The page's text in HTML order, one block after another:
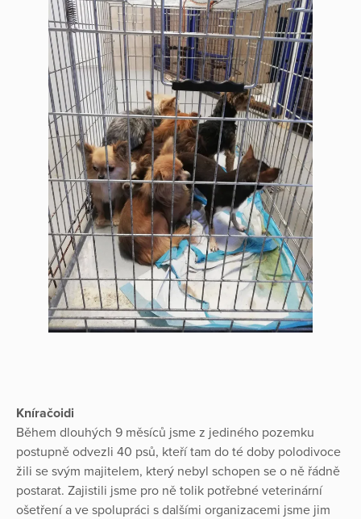
Kníračoidi
Během dlouhých 9 měsíců jsme z jediného pozemku
postupně odvezli 40 psů, kteří tam do té doby polodivoce
žili se svým majitelem, který nebyl schopen se o ně řádně
postarat. Zajistili jsme pro ně tolik potřebné veterinární
ošetření a ve spolupráci s dalšími organizacemi jsme jim